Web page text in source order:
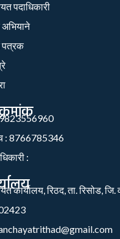
पदाधिकारी
पत्रक
: 8766785346
:
कार्यालय, रिठद, ता. रिसोड, जि.